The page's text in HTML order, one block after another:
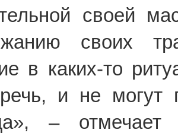
своей
своих
в каких-то
и не могут
– отмечает